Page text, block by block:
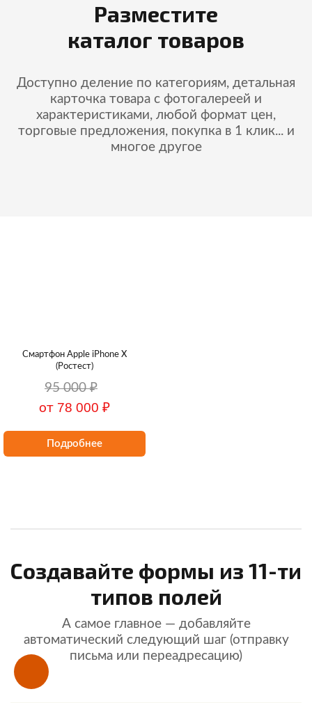
Разместите
каталог товаров
Доступно деление по категориям, детальная
карточка товара с фотогалереей и
характеристиками, любой формат цен,
торговые предложения, покупка в 1 клик... и
многое другое
Смартфон Apple iPhone X
(Ростест)
95 000 ₽
от 78 000 ₽
Подробнее
Создавайте формы из 11-ти
типов полей
А самое главное — добавляйте
автоматический следующий шаг (отправку
письма или переадресацию)